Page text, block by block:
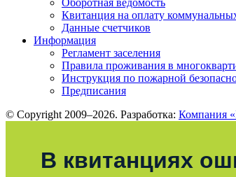
Квитанция на оплату
Данные счетчиков
Информация
Регламент заселения
Правила проживания в
Инструкция по пожарной
Предписания
© Copyright 2009–2026. Разработка: Компания
В квитанциях